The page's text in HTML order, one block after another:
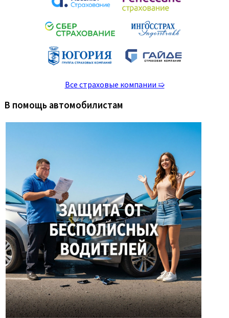
Все страховые компании ➯
В помощь автомобилистам